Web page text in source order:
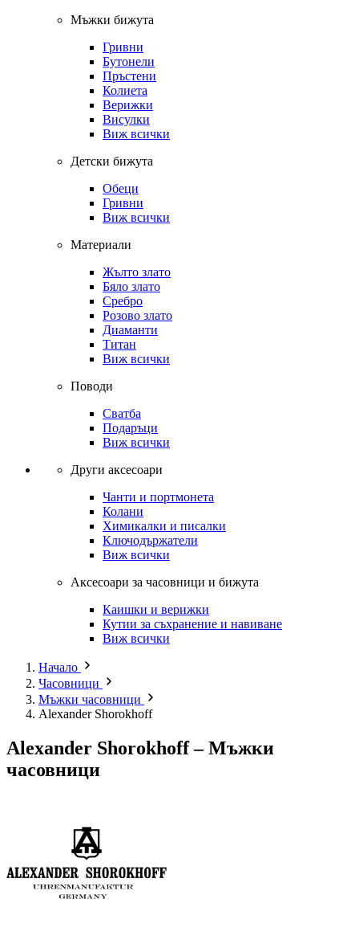
Мъжки бижута
Гривни
Бутонели
Пръстени
Колиета
Верижки
Висулки
Виж всички
Детски бижута
Обеци
Гривни
Виж всички
Материали
Жълто злато
Бяло злато
Сребро
Розово злато
Диаманти
Титан
Виж всички
Поводи
Сватба
Подаръци
Виж всички
Други аксесоари
Чанти и портмонета
Колани
Химикалки и писалки
Ключодържатели
Виж всички
Аксесоари за часовници и бижута
Каишки и верижки
Кутии за съхранение и навиване
Виж всички
Начало
Часовници
Мъжки часовници
Alexander Shorokhoff
Alexander Shorokhoff – Мъжки
часовници